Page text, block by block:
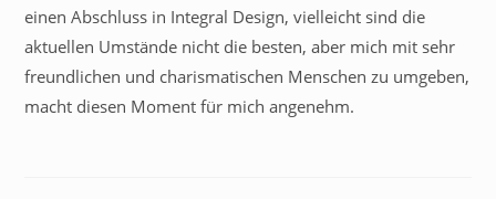
einen Abschluss in Integral Design, vielleicht sind die
aktuellen Umstände nicht die besten, aber mich mit sehr
freundlichen und charismatischen Menschen zu umgeben,
macht diesen Moment für mich angenehm.